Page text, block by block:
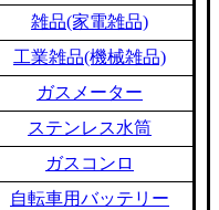
雑品(家電雑品)
工業雑品(機械雑品)
ガスメーター
ステンレス水筒
ガスコンロ
自転車用バッテリー